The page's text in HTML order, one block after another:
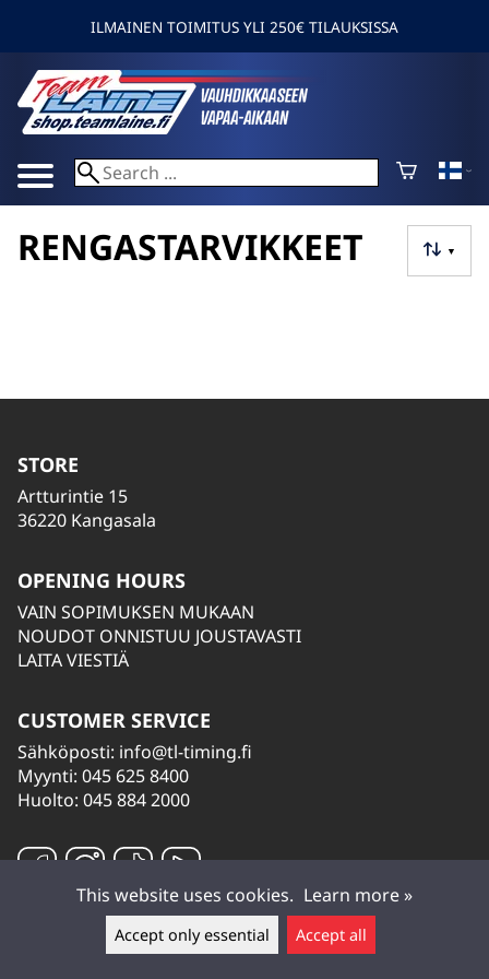
Leave a message ▲
ILMAINEN TOIMITUS YLI 250€ TILAUKSISSA
▼
RENGASTARVIKKEET
STORE
Artturintie 15
36220 Kangasala
OPENING HOURS
VAIN SOPIMUKSEN MUKAAN
NOUDOT ONNISTUU JOUSTAVASTI
LAITA VIESTIÄ
CUSTOMER SERVICE
Sähköposti: info@tl-timing.fi
Myynti: 045 625 8400
Huolto: 045 884 2000
This website uses cookies. Learn more »
Accept only essential Accept all